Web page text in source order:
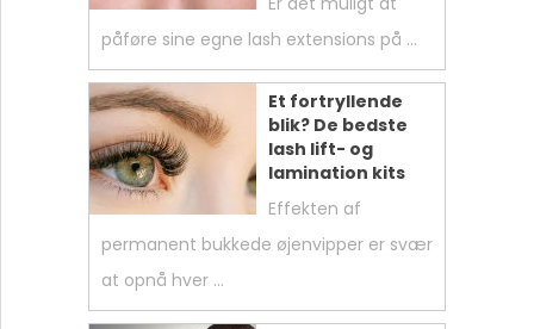
påføre sine egne lash extensions på …
Et fortryllende
blik? De bedste
lash lift- og
lamination kits
Effekten af
permanent bukkede øjenvipper er svær
at opnå hver …